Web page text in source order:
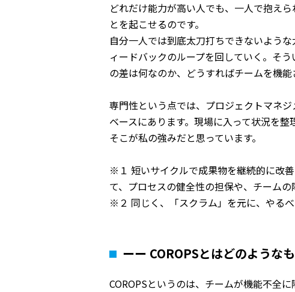
どれだけ能力が高い人でも、一人で抱え
とを起こせるのです。
自分一人では到底太刀打ちできないよう
ィードバックのループを回していく。そ
の差は何なのか、どうすればチームを機
専門性という点では、プロジェクトマネ
ベースにあります。現場に入って状況を
そこが私の強みだと思っています。
※１ 短いサイクルで成果物を継続的に改
て、プロセスの健全性の担保や、チーム
※２ 同じく、「スクラム」を元に、やる
ーー COROPSとはどのような
COROPSというのは、チームが機能不全